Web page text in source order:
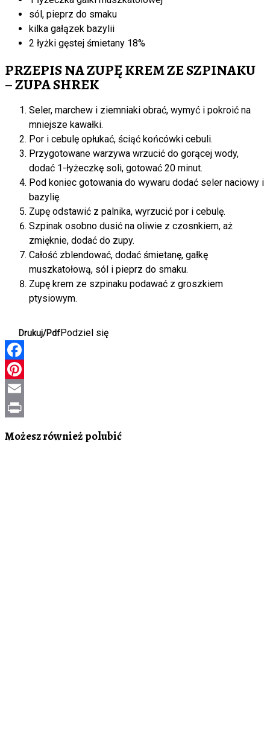
sól, pieprz do smaku
kilka gałązek bazylii
2 łyżki gęstej śmietany 18%
PRZEPIS NA ZUPĘ KREM ZE SZPINAKU
– ZUPA SHREK
Seler, marchew i ziemniaki obrać, wymyć i pokroić na
mniejsze kawałki.
Por i cebulę opłukać, ściąć końcówki cebuli.
Przygotowane warzywa wrzucić do gorącej wody,
dodać 1-łyżeczkę soli, gotować 20 minut.
Pod koniec gotowania do wywaru dodać seler naciowy i
bazylię.
Zupę odstawić z palnika, wyrzucić por i cebulę.
Szpinak osobno dusić na oliwie z czosnkiem, aż
zmięknie, dodać do zupy.
Całość zblendować, dodać śmietanę, gałkę
muszkatołową, sól i pieprz do smaku.
Zupę krem ze szpinaku podawać z groszkiem
ptysiowym.
Drukuj/PdfPodziel się
Facebook
Pinterest
Email
Możesz również polubić